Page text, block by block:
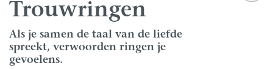
Trouwringen
Als je samen de taal van de liefde
spreekt, verwoorden ringen je
gevoelens.